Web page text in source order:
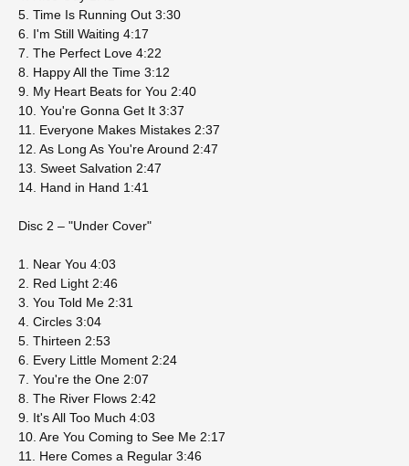
5. Time Is Running Out 3:30
6. I'm Still Waiting 4:17
7. The Perfect Love 4:22
8. Happy All the Time 3:12
9. My Heart Beats for You 2:40
10. You're Gonna Get It 3:37
11. Everyone Makes Mistakes 2:37
12. As Long As You're Around 2:47
13. Sweet Salvation 2:47
14. Hand in Hand 1:41
Disc 2 – "Under Cover"
1. Near You 4:03
2. Red Light 2:46
3. You Told Me 2:31
4. Circles 3:04
5. Thirteen 2:53
6. Every Little Moment 2:24
7. You're the One 2:07
8. The River Flows 2:42
9. It's All Too Much 4:03
10. Are You Coming to See Me 2:17
11. Here Comes a Regular 3:46